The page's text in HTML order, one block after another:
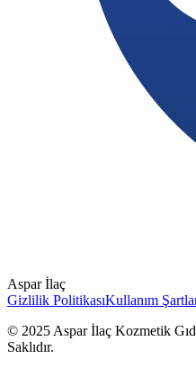
Aspar İlaç
Gizlilik PolitikasıKullanım
© 2025 Aspar İlaç Kozmetik
Saklıdır.